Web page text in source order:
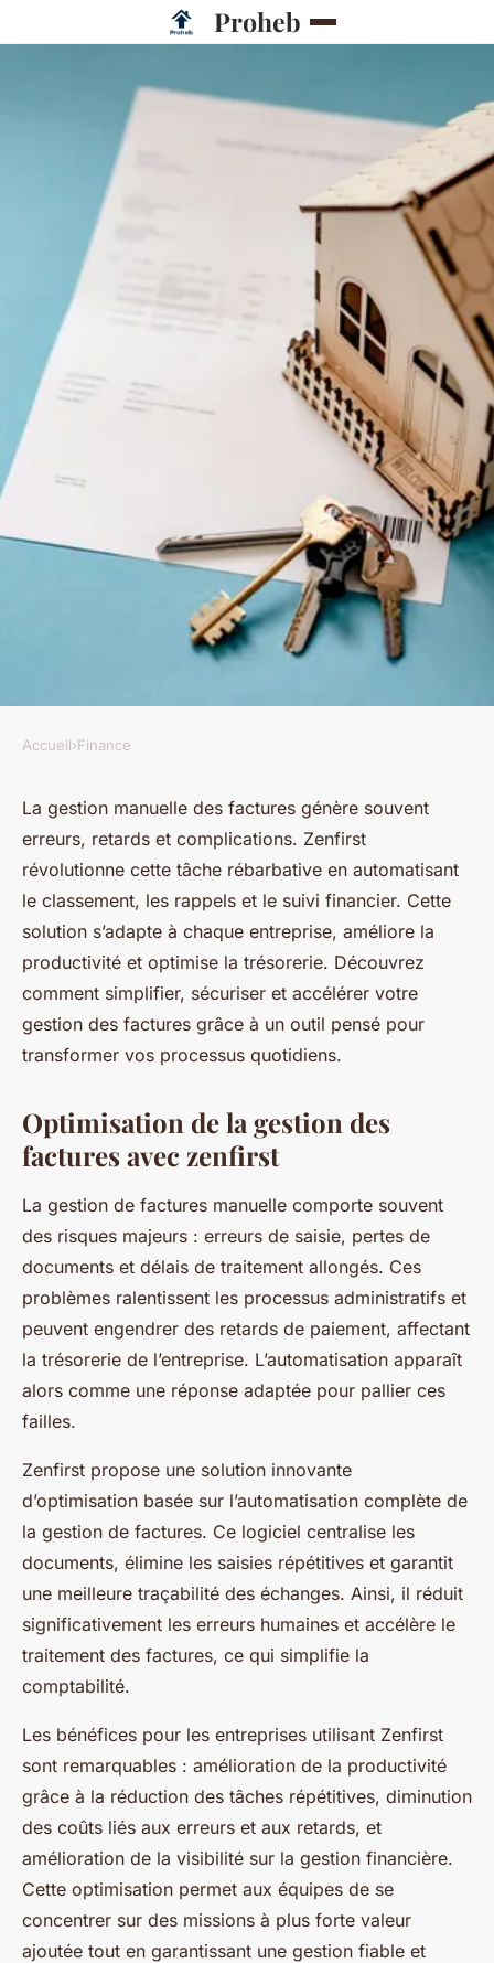
Proheb
Découvrez comment zenfirst
peut transformer votre gestion
de factures
Julie•17 novembre 2025•7 min de lecture
Accueil›Finance
La gestion manuelle des factures génère souvent
erreurs, retards et complications. Zenfirst
révolutionne cette tâche rébarbative en automatisant
le classement, les rappels et le suivi financier. Cette
solution s’adapte à chaque entreprise, améliore la
productivité et optimise la trésorerie. Découvrez
comment simplifier, sécuriser et accélérer votre
gestion des factures grâce à un outil pensé pour
transformer vos processus quotidiens.
Optimisation de la gestion des
factures avec zenfirst
La gestion de factures manuelle comporte souvent
des risques majeurs : erreurs de saisie, pertes de
documents et délais de traitement allongés. Ces
problèmes ralentissent les processus administratifs et
peuvent engendrer des retards de paiement, affectant
la trésorerie de l’entreprise. L’automatisation apparaît
alors comme une réponse adaptée pour pallier ces
failles.
Zenfirst propose une solution innovante
d’optimisation basée sur l’automatisation complète de
la gestion de factures. Ce logiciel centralise les
documents, élimine les saisies répétitives et garantit
une meilleure traçabilité des échanges. Ainsi, il réduit
significativement les erreurs humaines et accélère le
traitement des factures, ce qui simplifie la
comptabilité.
Les bénéfices pour les entreprises utilisant Zenfirst
sont remarquables : amélioration de la productivité
grâce à la réduction des tâches répétitives, diminution
des coûts liés aux erreurs et aux retards, et
amélioration de la visibilité sur la gestion financière.
Cette optimisation permet aux équipes de se
concentrer sur des missions à plus forte valeur
ajoutée tout en garantissant une gestion fiable et